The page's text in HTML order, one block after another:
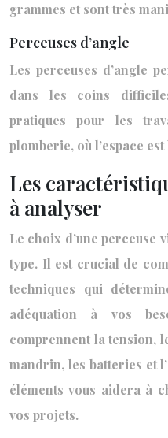
grammes et sont très
Perceuses d’angle
Les perceuses d’angle
dans les coins
pratiques pour les
plomberie, où l’espace
Les
à analyser
Le choix d’une perceuse
type. Il est crucial de
techniques qui
adéquation à vos
comprennent la tension,
mandrin, les batteries et
éléments vous aidera à
vos projets.